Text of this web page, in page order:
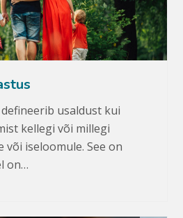
usaldust kui
kellegi või millegi
või iseloomule. See on
on…